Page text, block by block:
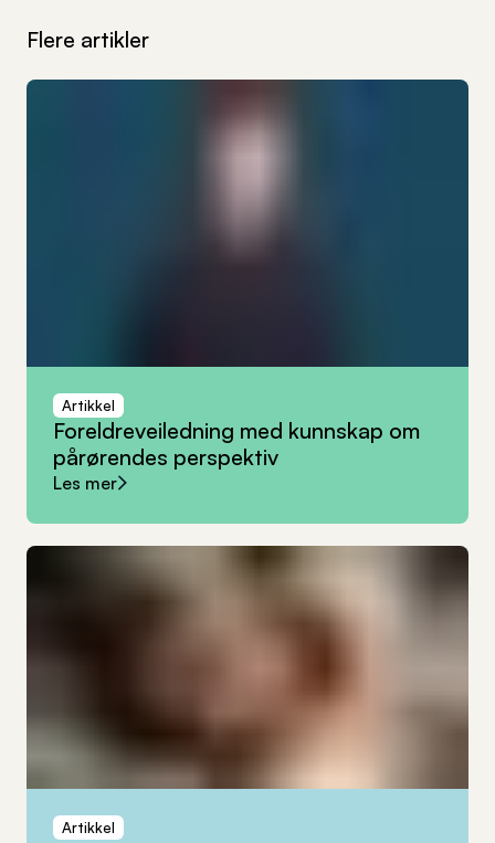
Flere artikler
Artikkel
Foreldreveiledning med kunnskap om
pårørendes perspektiv
Les mer
Artikkel